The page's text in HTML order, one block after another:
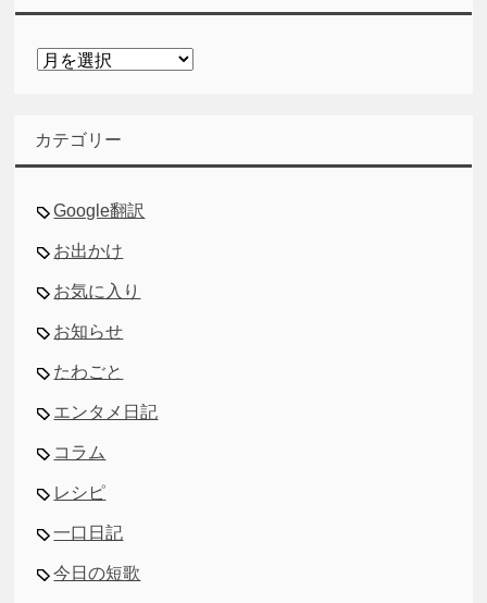
ア
ブ
カテゴリー
Google翻訳
お出かけ
お気に入り
お知らせ
たわごと
エンタメ日記
コラム
レシピ
一口日記
今日の短歌